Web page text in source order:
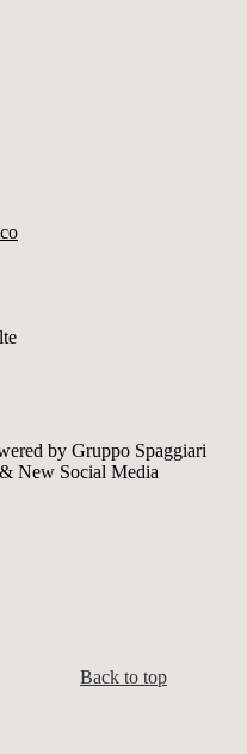
by Gruppo Spaggiari
New Social Media
Back to top